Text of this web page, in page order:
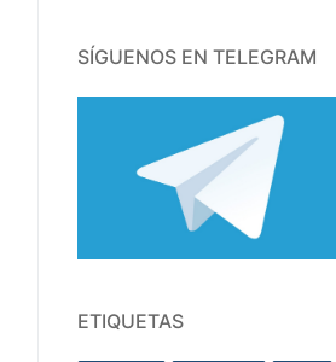
SÍGUENOS EN TELEGRAM
ETIQUETAS